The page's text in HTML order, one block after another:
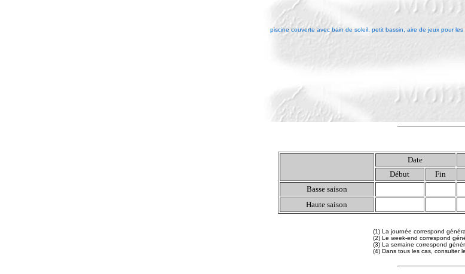
piscine couverte avec bain de soleil, petit bassin, aire de jeux pour les
Date
Début
Fin
Basse saison
Haute saison
(1) La journée correspond
(2) Le week-end correspond
(3) La semaine correspond
(4) Dans tous les cas, consulter